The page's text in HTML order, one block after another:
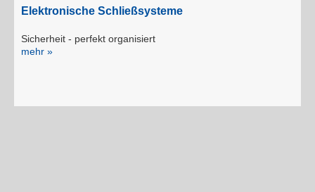
Elektronische Schließsysteme
Sicherheit - perfekt organisiert
mehr »